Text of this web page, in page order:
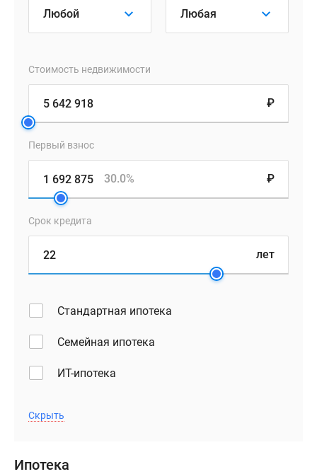
здания
единый
ансамбль,
сдержанность
архитектуры
гармонично
сочетается
оригинальностью
цветовой
палитры.
Жилой
комплекса
состоит
Планировки
Стоимость недвижимости
₽
Первый взнос
₽
30.0%
Срок кредита
лет
Стандартная ипотека
Семейная ипотека
ИТ-ипотека
Скрыть
Ипотека